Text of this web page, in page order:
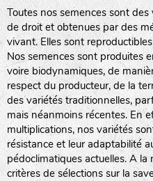
Toutes nos semences sont
de droit et obtenues par des
vivant. Elles sont
Nos semences sont produites
voire biodynamiques, de
respect du producteur, de la
des variétés traditionnelles,
mais néanmoins récentes. En
multiplications, nos variétés
résistance et leur adaptabilité
pédoclimatiques actuelles. A la
critères de sélections sur la
haies
zone sauvage